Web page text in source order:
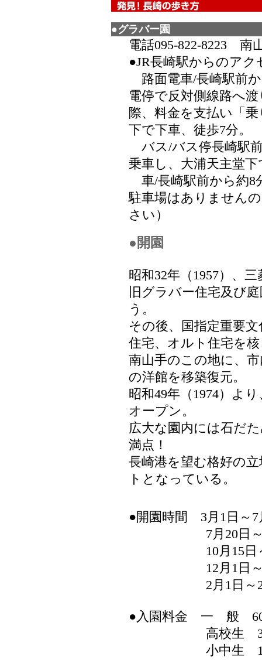
●グラバー園
電話095-822-8223 南
●JR長崎駅からのアク
路面電車/長崎駅前
電停で反対側線路へ
際、料金を支払い「
下で下車、徒歩7分。
バス/バス停長崎駅
乗車し、大浦天主堂
車/長崎駅前から約8
駐車場はありません
さい）
●開園
昭和32年（1957）、
旧グラバー住宅及び
う。
その後、国指定重要
住宅、オルト住宅を
南山手のこの地に、
の洋館を移築復元。
昭和49年（1974）よ
オープン。
広大な園内には石だ
満点！
長崎港を望む格好の
トとなっている。
●開園時間 3月1日～7
7月20日～10月
10月15日～11
12月1日～12月
2月1日～2月
●入園料金 一 般
高校生 300円
小中生 180円